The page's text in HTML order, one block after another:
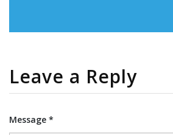
Leave a Reply
Message *